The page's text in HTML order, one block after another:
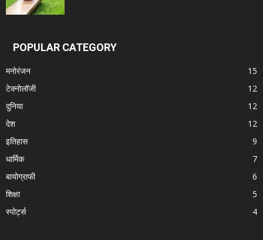
POPULAR CATEGORY
मनोरंजन
15
टेक्नोलॉजी
12
दुनिया
12
देश
12
इतिहास
9
धार्मिक
7
बायोग्राफी
6
शिक्षा
5
स्पोर्ट्स
4